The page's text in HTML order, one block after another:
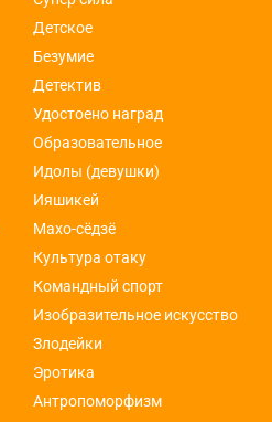
Детское
Безумие
Детектив
Удостоено наград
Образовательное
Идолы (девушки)
Ияшикей
Махо-сёдзё
Культура отаку
Командный спорт
Изобразительное искусство
Злодейки
Эротика
Антропоморфизм